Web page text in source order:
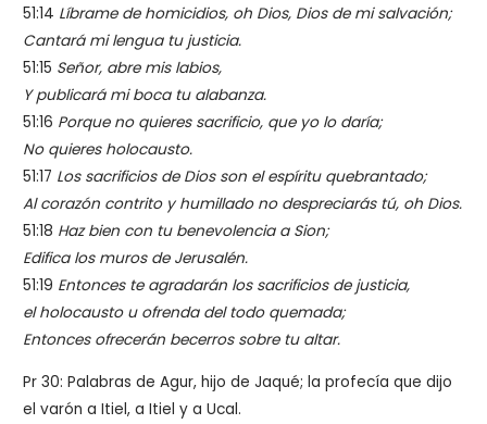
51:14 Líbrame de homicidios, oh Dios, Dios de mi salvación;
Cantará mi lengua tu justicia.
51:15 Señor, abre mis labios,
Y publicará mi boca tu alabanza.
51:16 Porque no quieres sacrificio, que yo lo daría;
No quieres holocausto.
51:17 Los sacrificios de Dios son el espíritu quebrantado;
Al corazón contrito y humillado no despreciarás tú, oh Dios.
51:18 Haz bien con tu benevolencia a Sion;
Edifica los muros de Jerusalén.
51:19 Entonces te agradarán los sacrificios de justicia,
el holocausto u ofrenda del todo quemada;
Entonces ofrecerán becerros sobre tu altar.
Pr 30: Palabras de Agur, hijo de Jaqué; la profecía que dijo
el varón a Itiel, a Itiel y a Ucal.